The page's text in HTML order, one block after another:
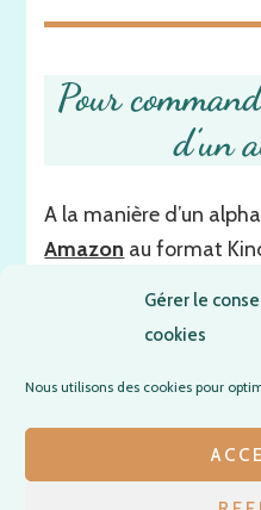
Gérer le
cookies
Nous utilisons des cookies pour
Pour
d’un
A la manière d’un
Amazon au format